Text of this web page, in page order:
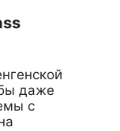
даже
с